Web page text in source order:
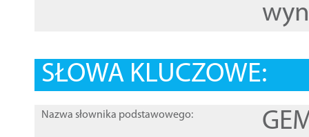
SŁOWA KLUCZOWE:
Nazwa słownika podstawowego: